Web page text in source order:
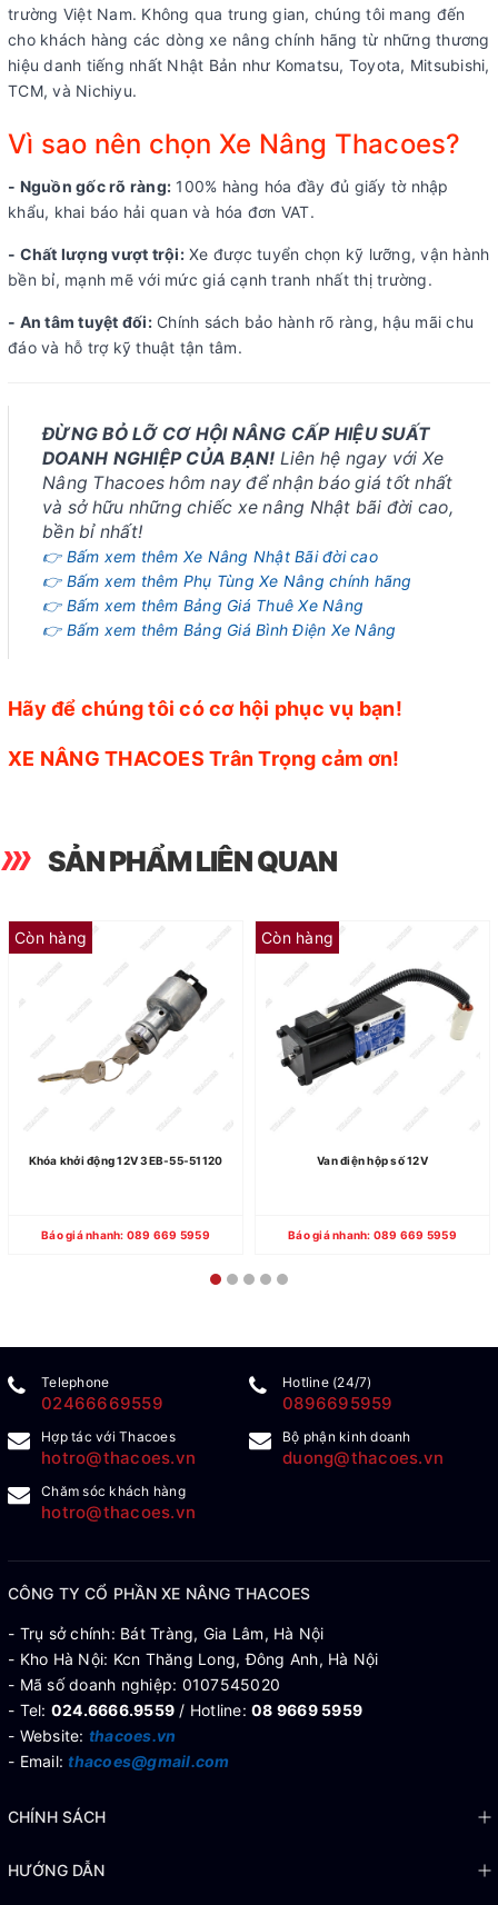
trường Việt Nam. Không qua trung gian, chúng tôi mang đến
cho khách hàng các dòng xe nâng chính hãng từ những thương
hiệu danh tiếng nhất Nhật Bản như Komatsu, Toyota, Mitsubishi,
TCM, và Nichiyu.
Vì sao nên chọn Xe Nâng Thacoes?
- Nguồn gốc rõ ràng: 100% hàng hóa đầy đủ giấy tờ nhập
khẩu, khai báo hải quan và hóa đơn VAT.
- Chất lượng vượt trội:Xe được tuyển chọn kỹ lưỡng, vận hành
bền bỉ, mạnh mẽ với mức giá cạnh tranh nhất thị trường.
- An tâm tuyệt đối:Chính sách bảo hành rõ ràng, hậu mãi chu
đáo và hỗ trợ kỹ thuật tận tâm.
ĐỪNG BỎ LỠ CƠ HỘI NÂNG CẤP HIỆU SUẤT
DOANH NGHIỆP CỦA BẠN! Liên hệ ngay với Xe
Nâng Thacoes hôm nay để nhận báo giá tốt nhất
và sở hữu những chiếc xe nâng Nhật bãi đời cao,
bền bỉ nhất!
👉 Bấm xem thêm Xe Nâng Nhật Bãi đời cao
👉 Bấm xem thêm Phụ Tùng Xe Nâng chính hãng
👉 Bấm xem thêm Bảng Giá Thuê Xe Nâng
👉 Bấm xem thêm Bảng Giá Bình Điện Xe Nâng
Hãy để chúng tôi có cơ hội phục vụ bạn!
XE NÂNG THACOES Trân Trọng cảm ơn!
SẢN PHẨM LIÊN QUAN
Còn hàng
Khóa khởi động 12V 3EB-55-51120
Báo giá nhanh: 089 669 5959
Còn hàng
Van điện hộp số 12V
Báo giá nhanh: 089 669 5959
Telephone
02466669559
Hotline (24/7)
0896695959
Hợp tác với Thacoes
hotro@thacoes.vn
Bộ phận kinh doanh
duong@thacoes.vn
Chăm sóc khách hàng
hotro@thacoes.vn
CÔNG TY CỔ PHẦN XE NÂNG THACOES
- Trụ sở chính: Bát Tràng, Gia Lâm, Hà Nội
- Kho Hà Nội: Kcn Thăng Long, Đông Anh, Hà Nội
- Mã số doanh nghiệp: 0107545020
- Tel: 024.6666.9559 / Hotline: 08 9669 5959
- Website: thacoes.vn
- Email:thacoes@gmail.com
CHÍNH SÁCH
HƯỚNG DẪN